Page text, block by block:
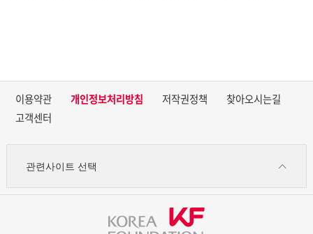
이용약관 개인정보처리방침 저작권정책
찾아오시는길
고객센터
관련사이트 선택